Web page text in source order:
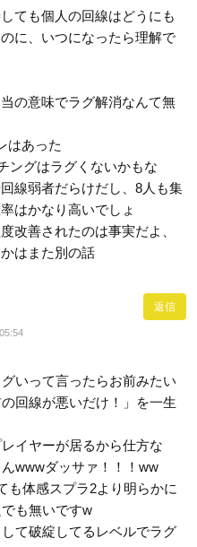
ても個人の回線はどうにも
に、いつになったら理解で
の意味でラグ解消なんて無
はあった
ングはラグくないかもな
線弱者だらけだし、8人も集
はかなり高いでしょ
改善されたのは事実だよ、
はまた別の話
返信
いって言ったらお前みたい
回線が悪いだけ！」を一生
イヤーが居るから仕方な
wwwダッサァ！！！ww
も体感スプラ2より明らかに
も無いですw
て破綻してるレベルでラグ